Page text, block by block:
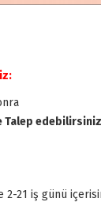
Talep edebilirsiniz
2-21 iş günü